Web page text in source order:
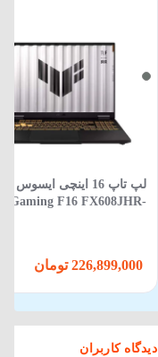
لپ تاپ 16 اینچی ایسوس
Gaming F16 FX608JHR-
دیدگاه کاربران